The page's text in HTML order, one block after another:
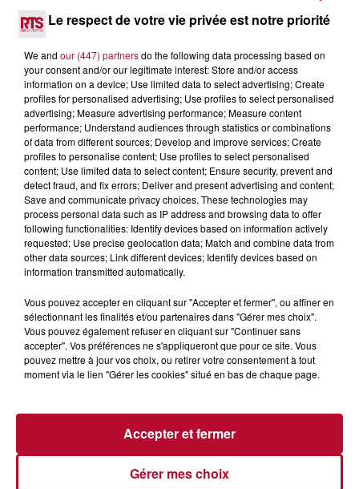
3 août 2026
NOS IDÉES DE SORTIES POUR CETTE SEMAINE
Début août, c’est le cœur de l’été. La semaine débute, et
comme tous les lundis de l’été, on ouvre l’agenda qui est
Le respect de votre vie privée est notre priorité
We and our (447) partnersdo the following data processing based on
your consent and/or our legitimate interest: Store and/or access
information on a device; Use limited data to select advertising; Create
profiles for personalised advertising; Use profiles to select personalised
advertising; Measure advertising performance; Measure content
performance; Understand audiences through statistics or combinations
of data from different sources; Develop and improve services; Create
profiles to personalise content; Use profiles to select personalised
content; Use limited data to select content; Ensure security, prevent and
detect fraud, and fix errors; Deliver and present advertising and content;
Save and communicate privacy choices. These technologies may
process personal data such as IP address and browsing data to offer
following functionalities: Identify devices based on information actively
requested; Use precise geolocation data; Match and combine data from
other data sources; Link different devices; Identify devices based on
information transmitted automatically.
Vous pouvez accepter en cliquant sur "Accepter et fermer", ou affiner en
sélectionnant les finalités et/ou partenaires dans "Gérer mes choix".
Vous pouvez également refuser en cliquant sur "Continuer sans
accepter". Vos préférences ne s'appliqueront que pour ce site. Vous
pouvez mettre à jour vos choix, ou retirer votre consentement à tout
moment via le lien "Gérer les cookies" situé en bas de chaque page.
Gérer mes choix
Accepter et fermer